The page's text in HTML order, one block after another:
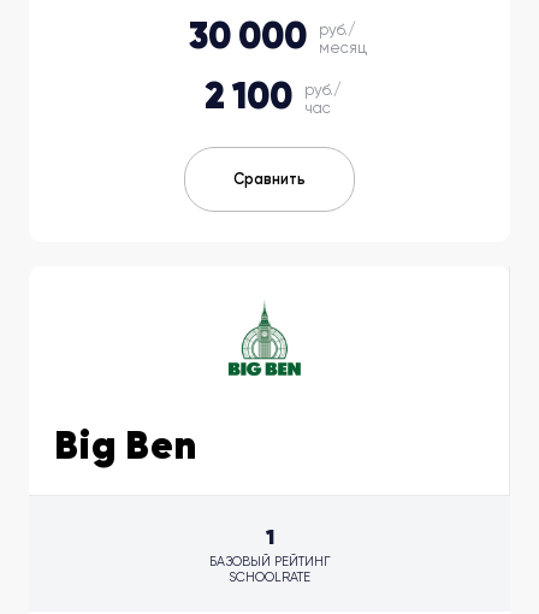
30 000
руб./
месяц
2 100
руб./
час
Сравнить
Big Ben
1
БАЗОВЫЙ РЕЙТИНГ
SCHOOLRATE